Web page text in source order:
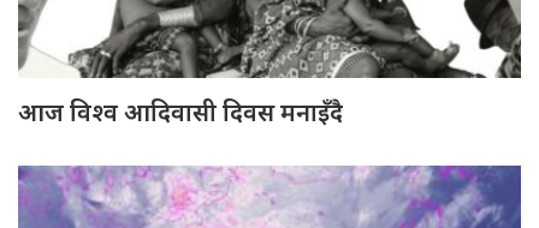
आज विश्व आदिवासी दिवस मनाइँदै